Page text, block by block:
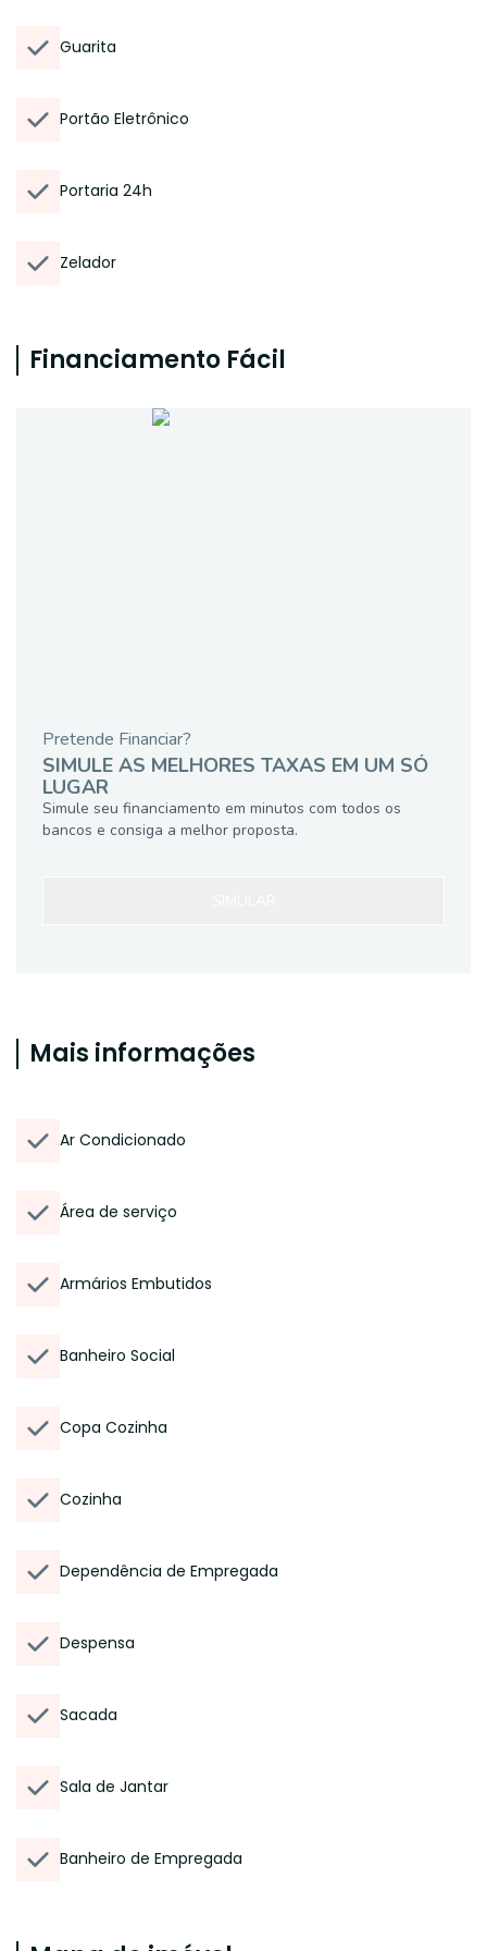
Guarita
Portão Eletrônico
Portaria 24h
Zelador
Financiamento Fácil
Pretende Financiar?
SIMULE AS MELHORES TAXAS EM UM SÓ
LUGAR
Simule seu financiamento em minutos com todos os
bancos e consiga a melhor proposta.
Mais informações
Ar Condicionado
Área de serviço
Armários Embutidos
Banheiro Social
Copa Cozinha
Cozinha
Dependência de Empregada
Despensa
Sacada
Sala de Jantar
Banheiro de Empregada